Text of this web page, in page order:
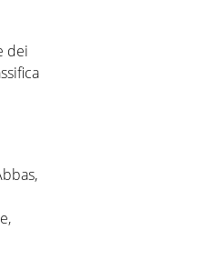
dei